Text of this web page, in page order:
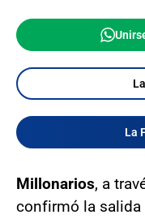
La
Millonarios, a
confirmó la salida